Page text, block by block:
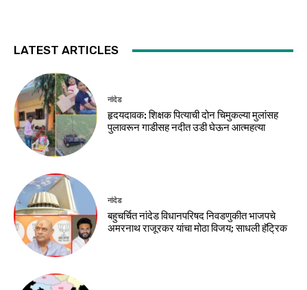
LATEST ARTICLES
नांदेड
हृदयदावक: शिक्षक पित्याची दोन चिमुकल्या मुलांसह
पुलावरून गाडीसह नदीत उडी घेऊन आत्महत्या
नांदेड
बहुचर्चित नांदेड विधानपरिषद निवडणुकीत भाजपचे
अमरनाथ राजूरकर यांचा मोठा विजय; साधली हॅट्रिक